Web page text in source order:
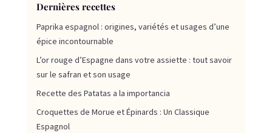
Dernières recettes
Paprika espagnol : origines, variétés et usages d’une
épice incontournable
L’or rouge d’Espagne dans votre assiette : tout savoir
sur le safran et son usage
Recette des Patatas a la importancia
Croquettes de Morue et Épinards : Un Classique
Espagnol